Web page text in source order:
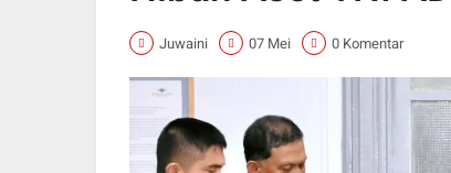
Juwaini 07 Mei 0 Komentar